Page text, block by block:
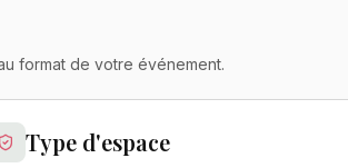
format de votre événement.
Type d'espace